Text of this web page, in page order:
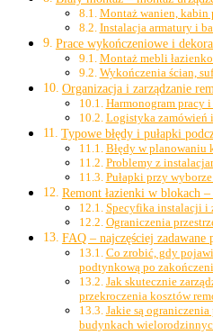
Montaż wanien,
Instalacja armatury i
Prace wykończeniowe i
Montaż mebli
Wykończenia ścian,
Organizacja i zarządzanie
Harmonogram pracy
Logistyka zamówień
Typowe błędy i pułapki
Błędy w planowaniu
Problemy z
Pułapki przy
Remont łazienki w blokach
Specyfika instalacji i
Ograniczenia
FAQ – najczęściej zadawane
Co zrobić, gdy
podtynkową po
Jak skutecznie
przekroczenia kosztów
Jakie są
budynkach